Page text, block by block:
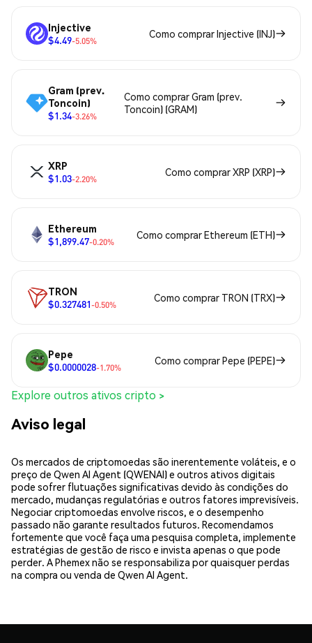
Injective
$4.49-5.05%
Como comprar Injective (INJ)
Gram (prev.
Toncoin)
$1.34-3.26%
Como comprar Gram (prev.
Toncoin) (GRAM)
XRP
$1.03-2.20%
Como comprar XRP (XRP)
Ethereum
$1,899.47-0.20%
Como comprar Ethereum (ETH)
TRON
$0.327481-0.50%
Como comprar TRON (TRX)
Pepe
$0.0000028-1.70%
Como comprar Pepe (PEPE)
Explore outros ativos cripto >
Aviso legal
Os mercados de criptomoedas são inerentemente voláteis, e o
preço de Qwen AI Agent (QWENAI) e outros ativos digitais
pode sofrer flutuações significativas devido às condições do
mercado, mudanças regulatórias e outros fatores imprevisíveis.
Negociar criptomoedas envolve riscos, e o desempenho
passado não garante resultados futuros. Recomendamos
fortemente que você faça uma pesquisa completa, implemente
estratégias de gestão de risco e invista apenas o que pode
perder. A Phemex não se responsabiliza por quaisquer perdas
na compra ou venda de Qwen AI Agent.